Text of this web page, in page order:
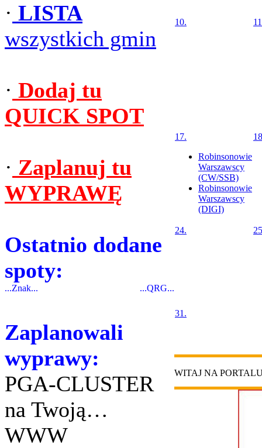
· LISTA
wszystkich gmin
· Dodaj tu
QUICK SPOT
· Zaplanuj tu
WYPRAWĘ
Ostatnio dodane
spoty:
...Znak... ...QRG...
Zaplanowali
wyprawy:
PGA-CLUSTER
na Twoją…
WWW
10.
17.
Robinsonowie
Warszawscy
(CW/SSB)
Robinsonowie
Warszawscy
(DIGI)
24.
31.
WITAJ NA